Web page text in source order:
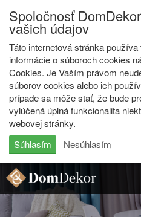
Spoločnosť
vašich údajov
Táto internetová stránka
informácie o súboroch cookies
Cookies. Je Vaším právom
súborov cookies alebo ich
prípade sa môže stať, že bude
vylúčená úplná funkcionalita
webovej stránky.
Súhlasím
Nesúhlasím